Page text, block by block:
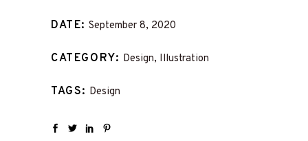
DATE September 8, 2020
CATEGORY Design, Illustration
TAGS Design